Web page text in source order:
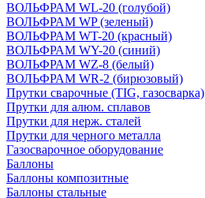
ВОЛЬФРАМ WL-20 (голубой)
ВОЛЬФРАМ WP (зеленый)
ВОЛЬФРАМ WT-20 (красный)
ВОЛЬФРАМ WY-20 (синий)
ВОЛЬФРАМ WZ-8 (белый)
ВОЛЬФРАМ WR-2 (бирюзовый)
Прутки сварочные (TIG, газосварка)
Прутки для алюм. сплавов
Прутки для нерж. сталей
Прутки для черного металла
Газосварочное оборудование
Баллоны
Баллоны композитные
Баллоны стальные